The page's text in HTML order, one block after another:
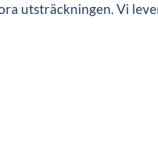
utsträckningen. Vi